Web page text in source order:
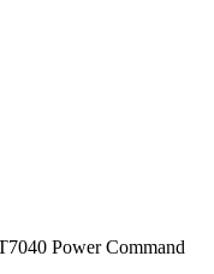
Power Command